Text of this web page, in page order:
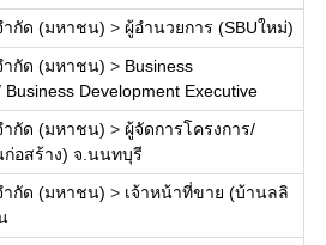
ำกัด (มหาชน) > ผู้อำนวยการ (SBUใหม่)
ำกัด (มหาชน) > Business
Development Executive
ำกัด (มหาชน) > ผู้จัดการโครงการ/
ก่อสร้าง) จ.นนทบุรี
ำกัด (มหาชน) > เจ้าหน้าที่ขาย (บ้านลลิ